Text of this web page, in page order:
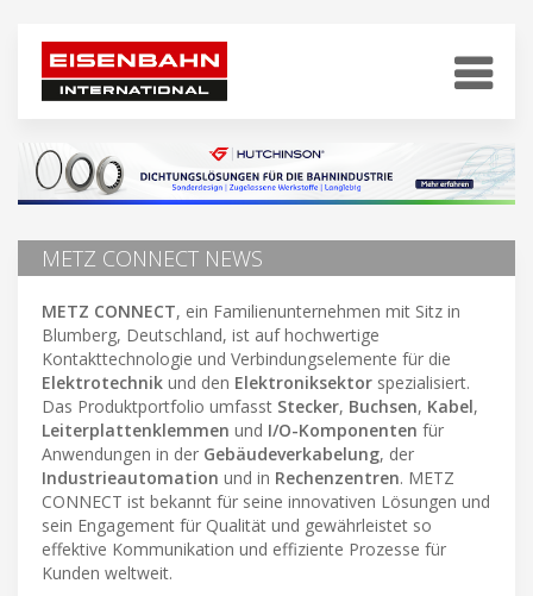
METZ CONNECT NEWS
METZ CONNECT, ein Familienunternehmen mit Sitz in
Blumberg, Deutschland, ist auf hochwertige
Kontakttechnologie und Verbindungselemente für die
Elektrotechnik und den Elektroniksektor spezialisiert.
Das Produktportfolio umfasst Stecker, Buchsen, Kabel,
Leiterplattenklemmen und I/O-Komponenten für
Anwendungen in der Gebäudeverkabelung, der
Industrieautomation und in Rechenzentren. METZ
CONNECT ist bekannt für seine innovativen Lösungen und
sein Engagement für Qualität und gewährleistet so
effektive Kommunikation und effiziente Prozesse für
Kunden weltweit.